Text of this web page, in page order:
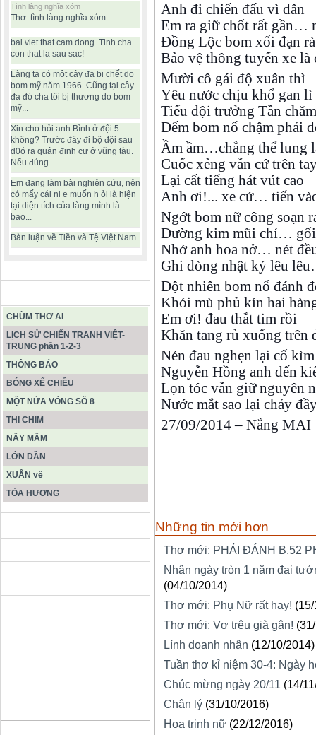
Tình làng nghĩa xóm
Thơ: tình làng nghĩa xóm
bai viet that cam dong. Tinh cha
con that la sau sac!
Làng ta có một cây đa bị chết do
bom mỹ năm 1966. Cũng tại cây
đa đó cha tôi bị thương do bom
mỹ...
Xin cho hỏi anh Bình ở đội 5
không? Trước đây đi bộ đội sau
d0ó ra quân định cư ở vũng tàu.
Nếu đúng...
Em đang làm bài nghiên cứu, nên
có mấy cái ni e muốn h ỏi là hiện
tại diện tích của làng mình là
bao...
Bàn luận về Tiền và Tệ Việt Nam
CHÙM THƠ AI
LỊCH SỬ CHIẾN TRANH VIỆT-
TRUNG phần 1-2-3
THÔNG BÁO
BÓNG XẾ CHIỀU
MỘT NỬA VÒNG SỐ 8
THI CHIM
NẨY MẦM
LỚN DẦN
XUÂN về
TỎA HƯƠNG
Anh đi chiến đấu vì dân
Em ra giữ chốt rất gần…
Đồng Lộc bom xối đạn rà
Bảo vệ thông tuyến xe là
Mười cô gái độ xuân thì
Yêu nước chịu khổ gan
Tiểu đội trưởng Tần
Đếm bom nổ chậm phải
Ầm ầm…chẳng thể lung
Cuốc xẻng vẫn cứ trên
Lại cất tiếng hát vút cao
Anh ơi!... xe cứ… tiến
Ngớt bom nữ công soạn
Đường kim mũi chỉ…
Nhớ anh hoa nở… nét
Ghi dòng nhật ký lêu
Đột nhiên bom nổ đánh
Khói mù phủ kín hai
Em ơi! đau thắt tim rồi
Khăn tang rủ xuống trên
Nén đau nghẹn lại cố kìm
Nguyễn Hồng anh đến
Lọn tóc vẫn giữ nguyên
Nước mắt sao lại chảy
27/09/2014 – Nắng MAI
Những tin mới hơn
Thơ mới: PHẢI ĐÁNH B.52
Nhân ngày tròn 1 năm đại
(04/10/2014)
Thơ mới: Phụ Nữ rất hay!
Thơ mới: Vợ trêu già gân!
Lính doanh nhân (12/10/2014)
Tuần thơ kỉ niệm 30-4: Ngày
Chúc mừng ngày 20/11 (14/
Chân lý (31/10/2016)
Hoa trinh nữ (22/12/2016)